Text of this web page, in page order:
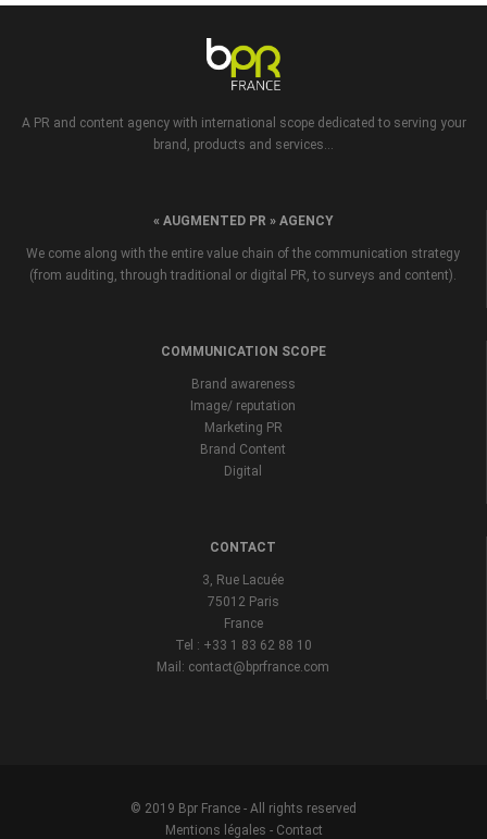
A PR and content agency with international scope dedicated to serving your
brand, products and services...
« AUGMENTED PR » AGENCY
We come along with the entire value chain of the communication strategy
(from auditing, through traditional or digital PR, to surveys and content).
COMMUNICATION SCOPE
Brand awareness
Image/ reputation
Marketing PR
Brand Content
Digital
CONTACT
3, Rue Lacuée
75012 Paris
France
Tel : +33 1 83 62 88 10
Mail: contact@bprfrance.com
© 2019 Bpr France - All rights reserved
Mentions légales - Contact